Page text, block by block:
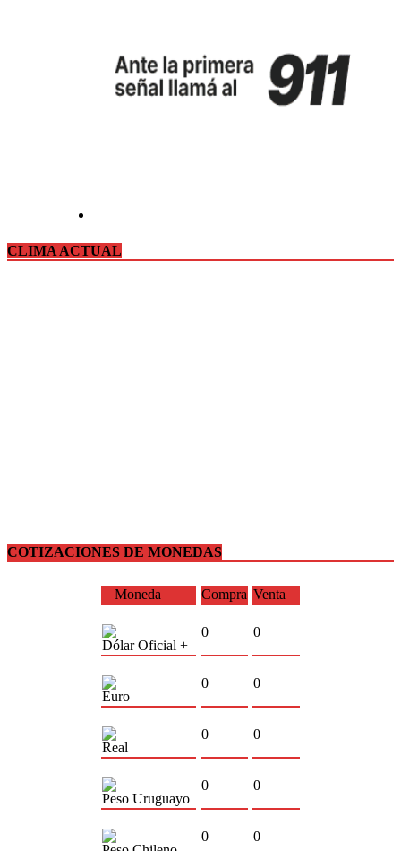
CLIMA ACTUAL
COTIZACIONES DE MONEDAS
Moneda Compra Venta
Dólar Oficial +
0 0
Euro
0 0
Real
0 0
Peso Uruguayo
0 0
0 0